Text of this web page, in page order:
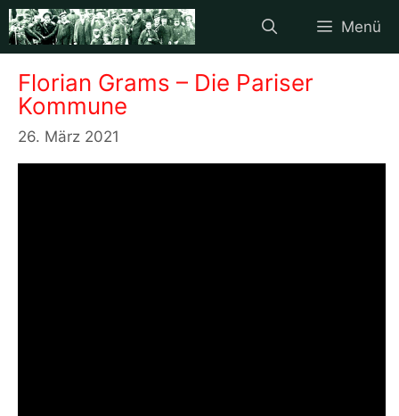
Zum
Inhalt
springen
Menü
Florian Grams – Die Pariser
Kommune
26. März 2021